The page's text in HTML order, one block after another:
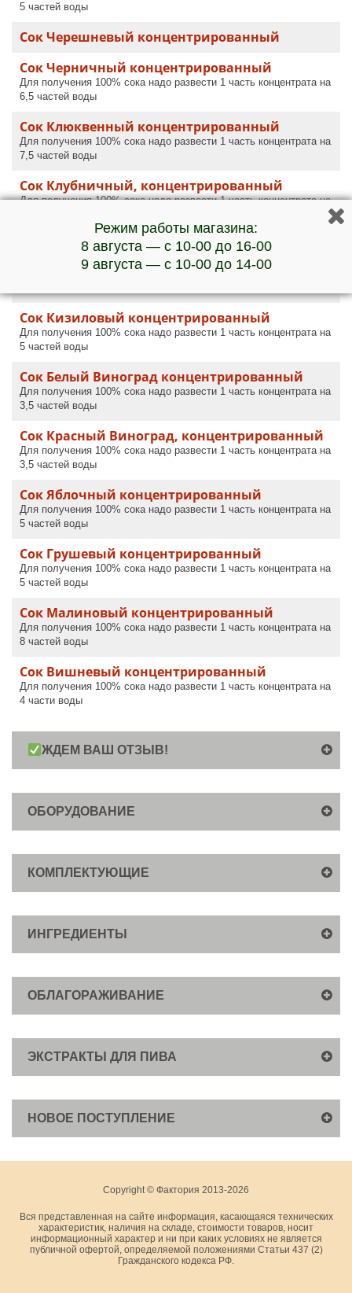
5 частей воды
Сок Черешневый концентрированный
Сок Черничный концентрированный
Для получения 100% сока надо развести 1 часть концентрата на
6,5 частей воды
Сок Клюквенный концентрированный
Для получения 100% сока надо развести 1 часть концентрата на
7,5 частей воды
Сок Клубничный, концентрированный
Для получения 100% сока надо развести 1 часть концентрата на
Сок Черносмородиновый,
концентрированный
Для получения 100% сока надо развести 1 часть концентрата на
Сок Кизиловый концентрированный
Для получения 100% сока надо развести 1 часть концентрата на
5 частей воды
Сок Белый Виноград концентрированный
Для получения 100% сока надо развести 1 часть концентрата на
3,5 частей воды
Сок Красный Виноград, концентрированный
Для получения 100% сока надо развести 1 часть концентрата на
3,5 частей воды
Сок Яблочный концентрированный
Для получения 100% сока надо развести 1 часть концентрата на
5 частей воды
Сок Грушевый концентрированный
Для получения 100% сока надо развести 1 часть концентрата на
5 частей воды
Сок Малиновый концентрированный
Для получения 100% сока надо развести 1 часть концентрата на
8 частей воды
Сок Вишневый концентрированный
Для получения 100% сока надо развести 1 часть концентрата на
4 части воды
ЖДЕМ ВАШ ОТЗЫВ!
ОБОРУДОВАНИЕ
КОМПЛЕКТУЮЩИЕ
ИНГРЕДИЕНТЫ
ОБЛАГОРАЖИВАНИЕ
ЭКСТРАКТЫ ДЛЯ ПИВА
НОВОЕ ПОСТУПЛЕНИЕ
Copyright © Фактория 2013-2026
Вся представленная на сайте информация, касающаяся технических
характеристик, наличия на складе, стоимости товаров, носит
информационный характер и ни при каких условиях не является
публичной офертой, определяемой положениями Статьи 437 (2)
Гражданского кодекса РФ.
Режим работы магазина:
8 августа — с 10-00 до 16-00
9 августа — с 10-00 до 14-00